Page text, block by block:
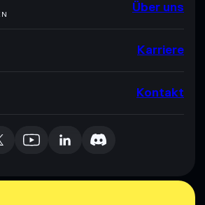
Über uns
Karriere
Kontakt